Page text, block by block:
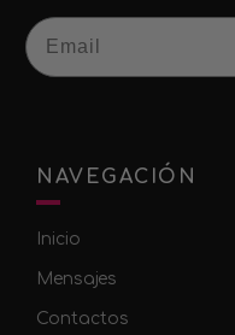
Email
NAVEGACIÓN
Inicio
Mensajes
Contactos